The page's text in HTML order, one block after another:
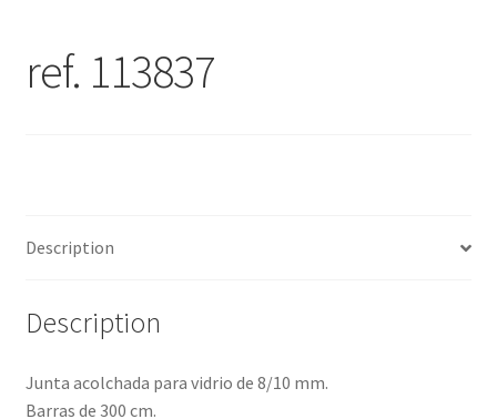
ref. 113837
Description
Description
Junta acolchada para vidrio de 8/10 mm.
Barras de 300 cm.